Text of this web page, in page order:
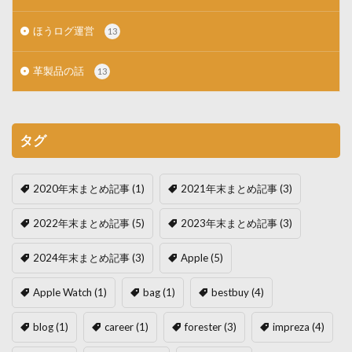
ほうログ運営 13
革製品の話 13
タグ
2020年末まとめ記事(1) 2021年末まとめ記事(3)
2022年末まとめ記事(5) 2023年末まとめ記事(3)
2024年末まとめ記事(3) Apple(5)
Apple Watch (1) bag(1) bestbuy(4)
blog(1) career(1) forester(3) impreza (4)